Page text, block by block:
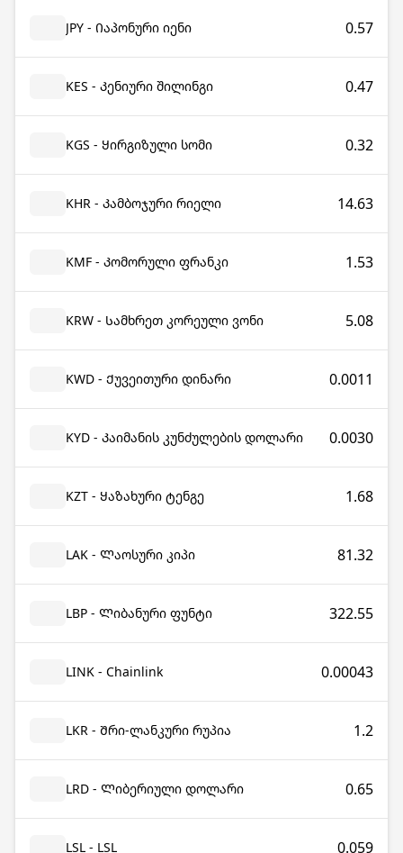
JPY - Იაპონური იენი 0.57
KES - Კენიური შილინგი 0.47
KGS - Ყირგიზული სომი 0.32
KHR - Კამბოჯური რიელი 14.63
KMF - Კომორული ფრანკი 1.53
KRW - Სამხრეთ კორეული ვონი 5.08
KWD - Ქუვეითური დინარი 0.0011
KYD - Კაიმანის კუნძულების დოლარი 0.0030
KZT - Ყაზახური ტენგე 1.68
LAK - Ლაოსური კიპი 81.32
LBP - Ლიბანური ფუნტი 322.55
LINK - Chainlink 0.00043
LKR - Შრი-ლანკური რუპია 1.2
LRD - Ლიბერიული დოლარი 0.65
LSL - LSL 0.059